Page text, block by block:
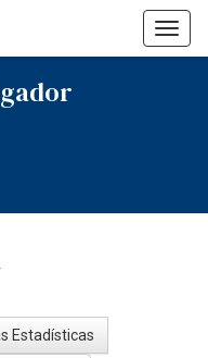
Estadísticas